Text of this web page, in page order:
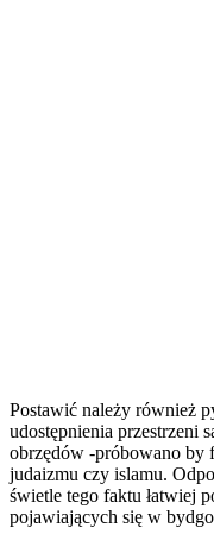
Postawić należy również
udostępnienia przestrzeni
obrzędów -próbowano by
judaizmu czy islamu.
świetle tego faktu łatwiej
pojawiających się w